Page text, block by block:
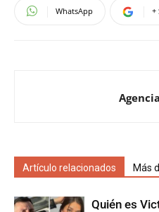
WhatsApp +
Artículo relacionados Más
Quién es